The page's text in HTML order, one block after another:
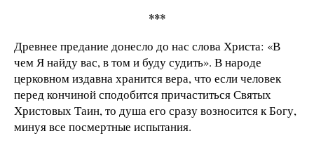
***
Древнее предание донесло до нас слова Христа: «В
чем Я найду вас, в том и буду судить». В народе
церковном издавна хранится вера, что если человек
перед кончиной сподобится причаститься Святых
Христовых Таин, то душа его сразу возносится к Богу,
минуя все посмертные испытания.